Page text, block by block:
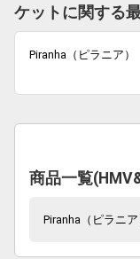
ケットに関する
Piranha（ピラニア）
商品一覧
Piranha（ピラニア